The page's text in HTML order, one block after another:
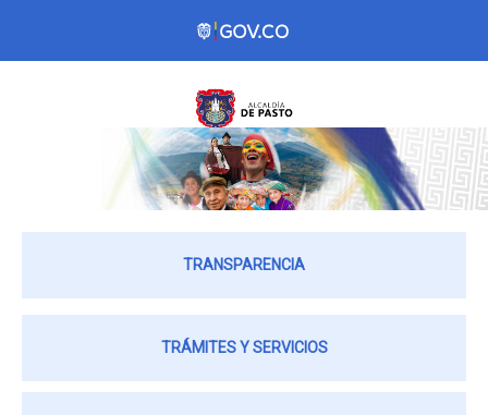
TRANSPARENCIA
TRÁMITES Y SERVICIOS